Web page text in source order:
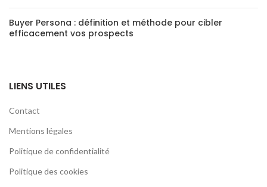
Buyer Persona : définition et méthode pour cibler
efficacement vos prospects
LIENS UTILES
Contact
Mentions légales
Politique de confidentialité
Politique des cookies